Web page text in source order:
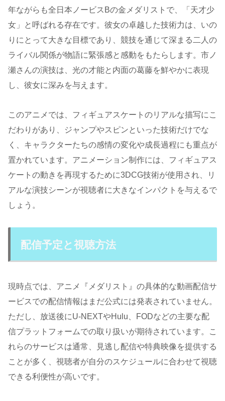
年ながらも全日本ノービスBの金メダリストで、「天才少
女」と呼ばれる存在です。彼女の卓越した技術力は、いの
りにとって大きな目標であり、競技を通じて深まる二人の
ライバル関係が物語に緊張感と感動をもたらします。市ノ
瀬さんの演技は、光の才能と内面の葛藤を鮮やかに表現
し、彼女に深みを与えます​。
このアニメでは、フィギュアスケートのリアルな描写にこ
だわりがあり、ジャンプやスピンといった技術だけでな
く、キャラクターたちの感情の変化や成長過程にも重点が
置かれています。アニメーション制作には、フィギュアス
ケートの動きを再現するために3DCG技術が使用され、リ
アルな演技シーンが視聴者に大きなインパクトを与えるで
しょう。
配信予定と視聴方法
現時点では、アニメ『メダリスト』の具体的な動画配信サ
ービスでの配信情報はまだ公式には発表されていません。
ただし、放送後にU-NEXTやHulu、FODなどの主要な配
信プラットフォームでの取り扱いが期待されています。こ
れらのサービスは通常、見逃し配信や特典映像を提供する
ことが多く、視聴者が自分のスケジュールに合わせて視聴
できる利便性が高いです。​​